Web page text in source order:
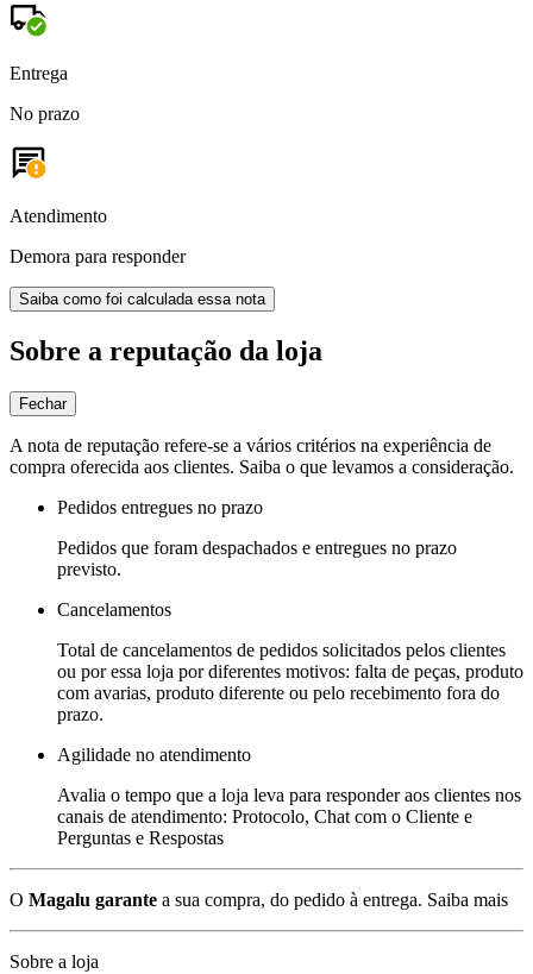
Entrega
No prazo
Atendimento
Demora para responder
Saiba como foi calculada essa nota
Sobre a reputação da loja
Fechar
A nota de reputação refere-se a vários critérios na experiência de
compra oferecida aos clientes. Saiba o que levamos a consideração.
Pedidos entregues no prazo
Pedidos que foram despachados e entregues no prazo
previsto.
Cancelamentos
Total de cancelamentos de pedidos solicitados pelos clientes
ou por essa loja por diferentes motivos: falta de peças, produto
com avarias, produto diferente ou pelo recebimento fora do
prazo.
Agilidade no atendimento
Avalia o tempo que a loja leva para responder aos clientes nos
canais de atendimento: Protocolo, Chat com o Cliente e
Perguntas e Respostas
O Magalu garante a sua compra, do pedido à entrega. Saiba mais
Sobre a loja